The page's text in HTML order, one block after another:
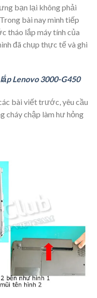
bạn lại không phải
bài nay mình tiếp
tháo lắp máy tính của
đã chụp thực tế và ghi
Lenovo 3000-G450
bài viết trước, yêu cầu
cháy chập làm hư hỏng